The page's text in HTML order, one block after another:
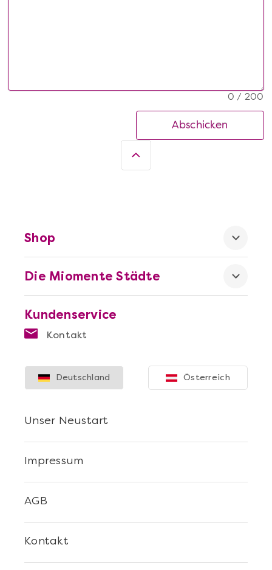
0 / 200
Abschicken
Kundenservice
Kontakt
Die Miomente Städte
Shop
Kontakt
AGB
Impressum
Unser Neustart
Deutschland Österreich